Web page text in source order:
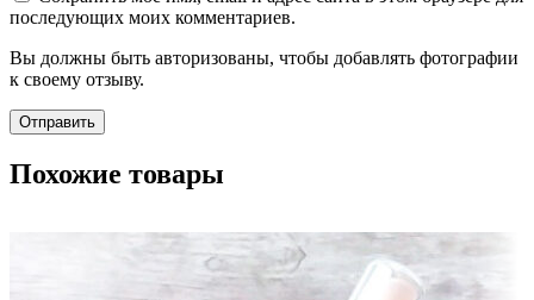
последующих моих комментариев.
Вы должны быть авторизованы, чтобы добавлять фотографии
к своему отзыву.
Похожие товары